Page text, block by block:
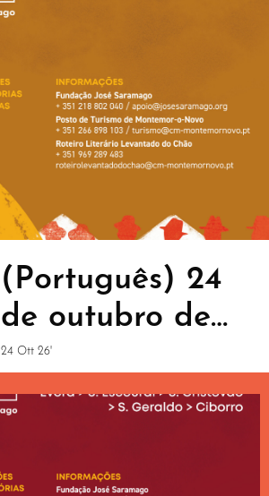
(Português) 24
de outubro de
2026: Percurso
nº 3 “José
Monte Lavre”
24 Ott 26'